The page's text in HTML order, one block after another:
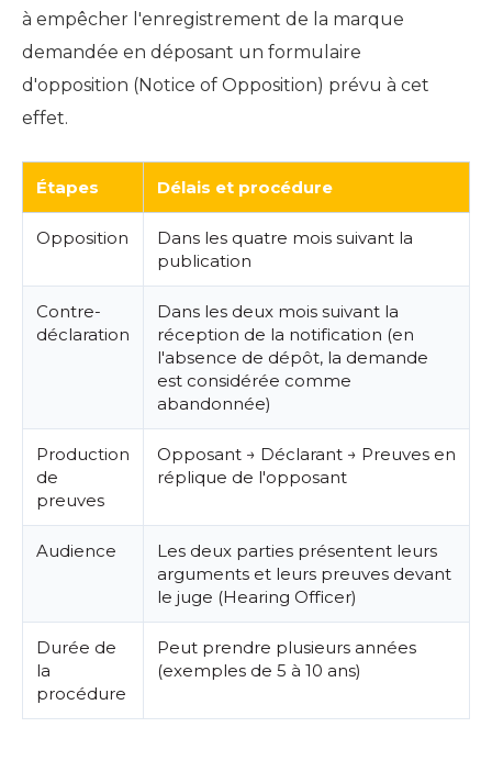
à empêcher l'enregistrement de la marque
demandée en déposant un formulaire
d'opposition (Notice of Opposition) prévu à cet
effet.
Étapes Délais et procédure
Opposition
Dans les quatre mois suivant la
publication
Contre-
déclaration
Dans les deux mois suivant la
réception de la notification (en
l'absence de dépôt, la demande
est considérée comme
abandonnée)
Production
de
preuves
Opposant → Déclarant → Preuves en
réplique de l'opposant
Audience
Les deux parties présentent leurs
arguments et leurs preuves devant
le juge (Hearing Officer)
Durée de
la
procédure
Peut prendre plusieurs années
(exemples de 5 à 10 ans)